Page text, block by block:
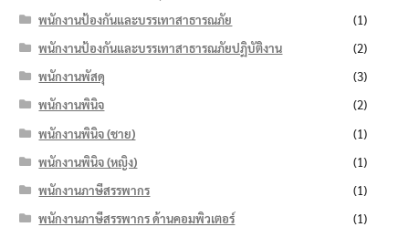
พนักงานป้องกันและบรรเทาสาธารณภัย
(1)
พนักงานป้องกันและบรรเทาสาธารณภัยปฏิบัติงาน
(2)
พนักงานพัสดุ
(3)
พนักงานพินิจ
(2)
พนักงานพินิจ (ชาย)
(1)
พนักงานพินิจ (หญิง)
(1)
พนักงานภาษีสรรพากร
(1)
พนักงานภาษีสรรพากร ด้านคอมพิวเตอร์
(1)